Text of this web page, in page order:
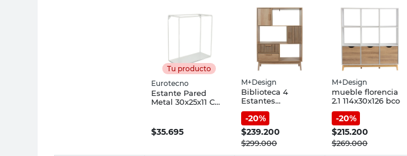
Tu producto
Eurotecno
Estante Pared
Metal 30x25x11 Cm
$35.695
M+Design
Biblioteca 4
Estantes
140x100x35 Cm
MDF Marrón
Natural Atenea
M+Design
-20%
$239.200
$299.000
M+Design
mueble florencia
2.1 114x30x126 bco
-20%
$215.200
$269.000